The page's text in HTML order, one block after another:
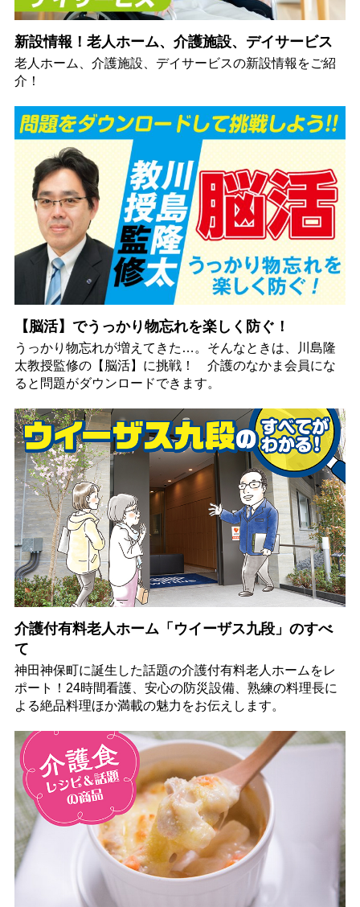
新設情報！老人ホーム、介護施設、デイサービス
老人ホーム、介護施設、デイサービスの新設情報をご紹
介！
【脳活】でうっかり物忘れを楽しく防ぐ！
うっかり物忘れが増えてきた…。そんなときは、川島隆
太教授監修の【脳活】に挑戦！ 介護のなかま会員にな
ると問題がダウンロードできます。
介護付有料老人ホーム「ウイーザス九段」のすべ
て
神田神保町に誕生した話題の介護付有料老人ホームをレ
ポート！24時間看護、安心の防災設備、熟練の料理長に
よる絶品料理ほか満載の魅力をお伝えします。